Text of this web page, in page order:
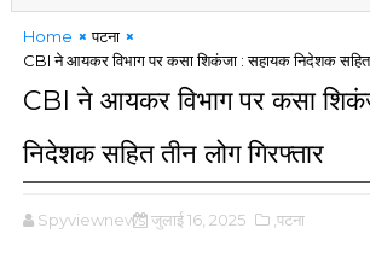
Home
पटना
CBI ने आयकर विभाग पर कसा शिकंजा : सहायक निदेशक सहित
CBI ने आयकर विभाग पर कसा
निदेशक सहित तीन लोग गिरफ्तार
Spyviewnews जुलाई 16, 2025 ,पटना